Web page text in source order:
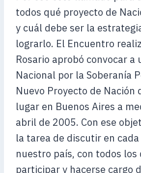
todos qué proyecto de
y cuál debe ser la
lograrlo. El Encuentro
Rosario aprobó convocar a
Nacional por la Soberanía
Nuevo Proyecto de Nación
lugar en Buenos Aires a
abril de 2005. Con ese
la tarea de discutir en
nuestro país, con todos los
participar y hacerse cargo